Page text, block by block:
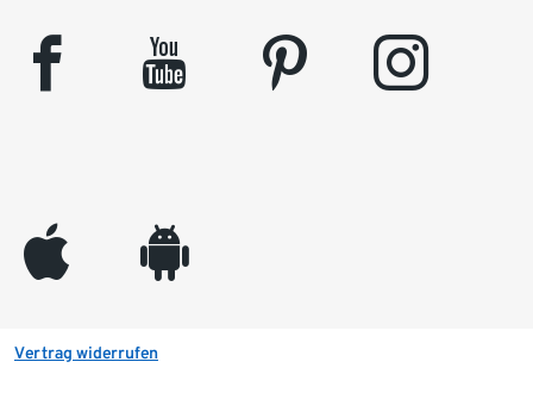
facebook youtube pinterest instagram
appleinc android
Vertrag widerrufen